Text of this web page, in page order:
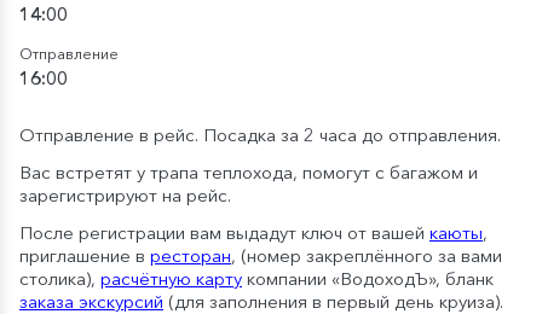
14:00
Отправление
16:00
Отправление в рейс. Посадка за 2 часа до отправления.
Вас встретят у трапа теплохода, помогут с багажом и
зарегистрируют на рейс.
После регистрации вам выдадут ключ от вашей каюты,
приглашение в ресторан, (номер закреплённого за вами
столика), расчётную карту компании «ВодоходЪ», бланк
заказа экскурсий (для заполнения в первый день круиза).